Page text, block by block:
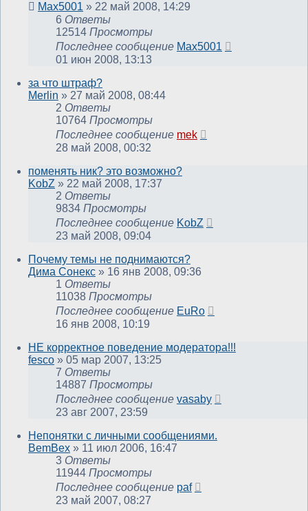
Max5001 » 22 май 2008, 14:29
6 Ответы
12514 Просмотры
Последнее сообщение Max5001
01 июн 2008, 13:13
за что штраф?
Merlin » 27 май 2008, 08:44
2 Ответы
10764 Просмотры
Последнее сообщение mek
28 май 2008, 00:32
поменять ник? это возможно?
KobZ » 22 май 2008, 17:37
2 Ответы
9834 Просмотры
Последнее сообщение KobZ
23 май 2008, 09:04
Почему темы не поднимаются?
Дима Сонекс » 16 янв 2008, 09:36
1 Ответы
11038 Просмотры
Последнее сообщение EuRo
16 янв 2008, 10:19
НЕ корректное поведение модератора!!!
fesco » 05 мар 2007, 13:25
7 Ответы
14887 Просмотры
Последнее сообщение vasaby
23 авг 2007, 23:59
Непонятки с личными сообщениями.
BemBex » 11 июл 2006, 16:47
3 Ответы
11944 Просмотры
Последнее сообщение paf
23 май 2007, 08:27